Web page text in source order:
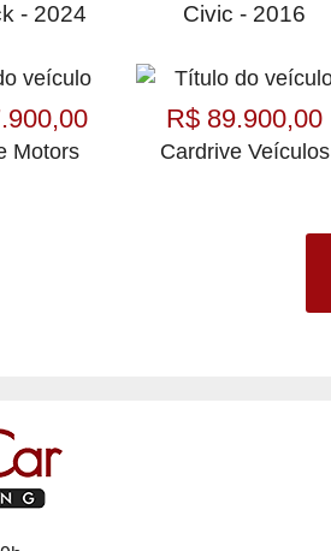
- 2024
Motors
Civic - 2016
R$ 89.900,00
Cardrive Veículos